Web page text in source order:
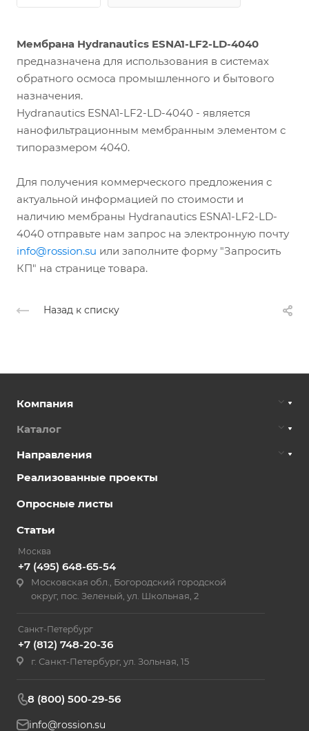
Мембрана Hydranautics ESNA1-LF2-LD-4040
предназначена для использования в системах
обратного осмоса промышленного и бытового
назначения.
Hydranautics ESNA1-LF2-LD-4040 - является
нанофильтрационным мембранным элементом с
типоразмером 4040.
Для получения коммерческого предложения с
актуальной информацией по стоимости и
наличию мембраны Hydranautics ESNA1-LF2-LD-
4040 отправьте нам запрос на электронную почту
info@rossion.su или заполните форму "Запросить
КП" на странице товара.
Назад к списку
Компания
Каталог
Направления
Реализованные проекты
Опросные листы
Статьи
Москва
+7 (495) 648-65-54
Московская обл., Богородский городской
округ, пос. Зеленый, ул. Школьная, 2
Санкт-Петербург
+7 (812) 748-20-36
г. Санкт-Петербург, ул. Зольная, 15
8 (800) 500-29-56
info@rossion.su